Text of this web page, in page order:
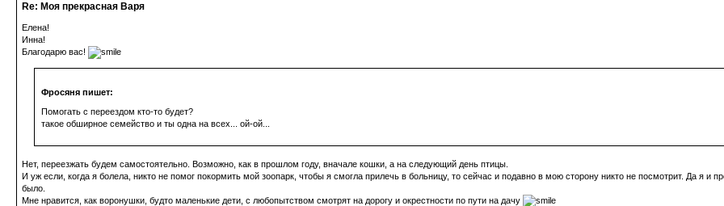
Re: Моя прекрасная Варя
Елена!
Инна!
Благодарю вас!
Фросяня пишет:
Помогать с переездом кто-то будет?
такое обширное семейство и ты одна на всех... ой-ой...
Нет, переезжать будем самостоятельно. Возможно, как в прошлом году, вначале кошки, а на следующий день птицы.
И уж если, когда я болела, никто не помог покормить мой зоопарк, чтобы я смогла прилечь в больницу, то сейчас и подавно в мою сторону никто не посмотрит. Да я
было.
Мне нравится, как воронушки, будто маленькие дети, с любопытством смотрят на дорогу и окрестности по пути на дачу